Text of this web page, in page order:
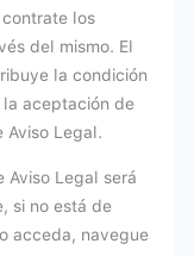
los
del mismo. El
la condición
aceptación de
Aviso Legal.
Aviso Legal será
si no está de
acceda, navegue